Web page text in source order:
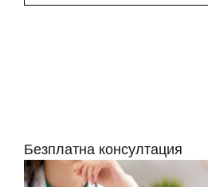
Безплатна консултация